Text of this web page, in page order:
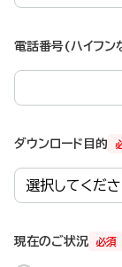
電話番号(ハイフン
ダウンロード目的
必須
現在のご状況